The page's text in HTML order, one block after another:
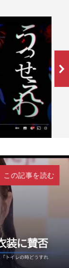
この記事を読む